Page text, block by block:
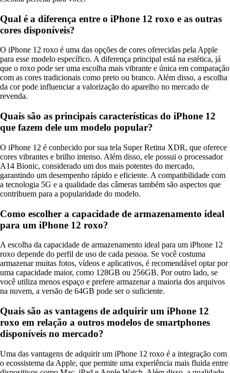
Qual é a diferença entre o iPhone 12 roxo e as outras
cores disponíveis?
O iPhone 12 roxo é uma das opções de cores oferecidas pela Apple
para esse modelo específico. A diferença principal está na estética, já
que o roxo pode ser uma escolha mais vibrante e única em comparação
com as cores tradicionais como preto ou branco. Além disso, a escolha
da cor pode influenciar a valorização do aparelho no mercado de
revenda.
Quais são as principais características do iPhone 12
que fazem dele um modelo popular?
O iPhone 12 é conhecido por sua tela Super Retina XDR, que oferece
cores vibrantes e brilho intenso. Além disso, ele possui o processador
A14 Bionic, considerado um dos mais potentes do mercado,
garantindo um desempenho rápido e eficiente. A compatibilidade com
a tecnologia 5G e a qualidade das câmeras também são aspectos que
contribuem para a popularidade do modelo.
Como escolher a capacidade de armazenamento ideal
para um iPhone 12 roxo?
A escolha da capacidade de armazenamento ideal para um iPhone 12
roxo depende do perfil de uso de cada pessoa. Se você costuma
armazenar muitas fotos, vídeos e aplicativos, é recomendável optar por
uma capacidade maior, como 128GB ou 256GB. Por outro lado, se
você utiliza menos espaço e prefere armazenar a maioria dos arquivos
na nuvem, a versão de 64GB pode ser o suficiente.
Quais são as vantagens de adquirir um iPhone 12
roxo em relação a outros modelos de smartphones
disponíveis no mercado?
Uma das vantagens de adquirir um iPhone 12 roxo é a integração com
o ecossistema da Apple, que permite uma experiência mais fluida entre